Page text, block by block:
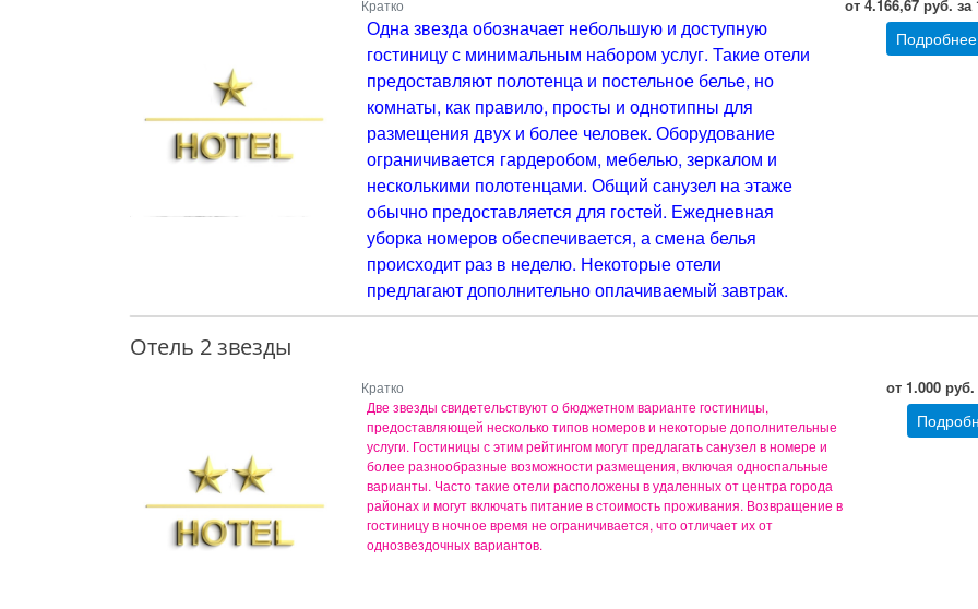
Кратко
Одна звезда обозначает небольшую и доступную
гостиницу с минимальным набором услуг. Такие отели
предоставляют полотенца и постельное белье, но
комнаты, как правило, просты и однотипны для
размещения двух и более человек. Оборудование
ограничивается гардеробом, мебелью, зеркалом и
несколькими полотенцами. Общий санузел на этаже
обычно предоставляется для гостей. Ежедневная
уборка номеров обеспечивается, а смена белья
происходит раз в неделю. Некоторые отели
предлагают дополнительно оплачиваемый завтрак.
от 4.166,67 руб. за
Подробнее
Отель 2 звезды
Кратко
Две звезды свидетельствуют о бюджетном варианте гостиницы,
предоставляющей несколько типов номеров и некоторые дополнительные
услуги. Гостиницы с этим рейтингом могут предлагать санузел в номере и
более разнообразные возможности размещения, включая односпальные
варианты. Часто такие отели расположены в удаленных от центра города
районах и могут включать питание в стоимость проживания. Возвращение в
гостиницу в ночное время не ограничивается, что отличает их от
однозвездочных вариантов.
от 1.000